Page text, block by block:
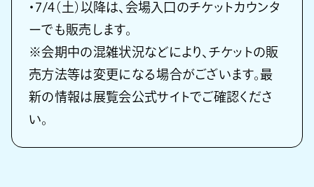
・7/4（土）以降は、会場入口のチケットカウンタ
ーでも販売します。
※会期中の混雑状況などにより、チケットの販
売方法等は変更になる場合がございます。最
新の情報は展覧会公式サイトでご確認くださ
い。